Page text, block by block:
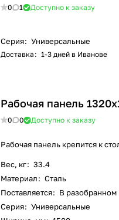
0 1 Доступно к заказу
Серия: Универсальные
Доставка : 1-3 дней в Иванове
Рабочая панель
0 0 Доступно к заказу
Рабочая панель крепится к
Вес, кг: 33.4
Материал: Сталь
Поставляется: В разобранном
Серия: Универсальные